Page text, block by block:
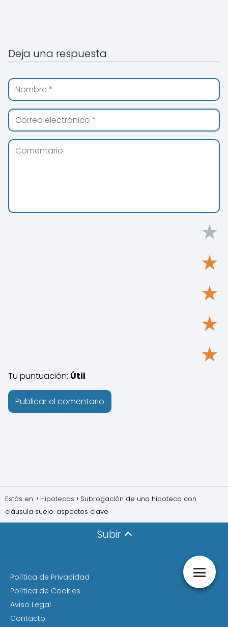
Deja una respuesta
★
★
★
★
★
Tu puntuación: Útil
Estás en: Hipotecas
Subrogación de una hipoteca con
cláusula suelo: aspectos clave
Subir
Política de Privacidad
Política de Cookies
Aviso Legal
Contacto